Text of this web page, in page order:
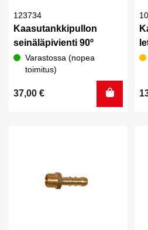
123734
Kaasutankkipullon
seinäläpivienti 90º
Varastossa (nopea
toimitus)
37,00 €